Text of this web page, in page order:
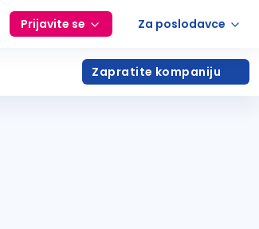
Prijavite se Za poslodavce
Zapratite kompaniju